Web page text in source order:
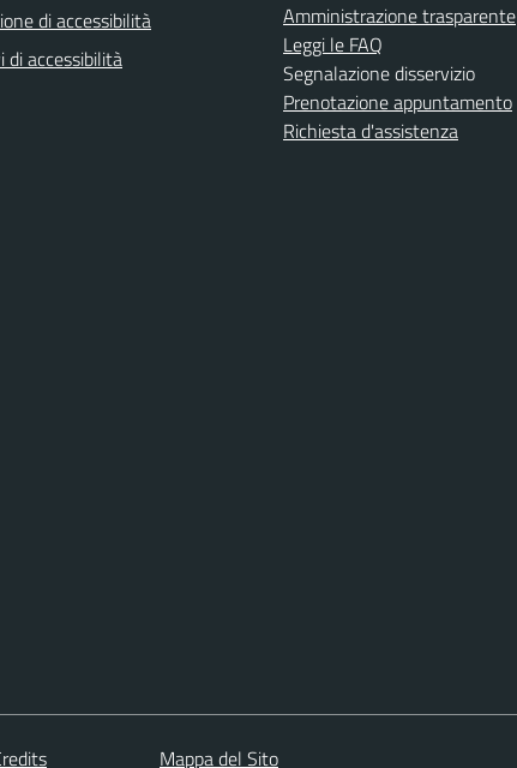
di accessibilità
di accessibilità
Amministrazione trasparente
Leggi le FAQ
Segnalazione disservizio
Prenotazione appuntamento
Richiesta d'assistenza
Mappa del Sito